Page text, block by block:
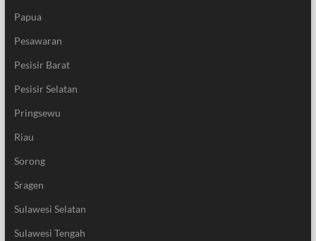
Papua
Pesawaran
Pesisir Barat
Pesisir Selatan
Pringsewu
Riau
Sorong
Sragen
Sulawesi Selatan
Sulawesi Tengah